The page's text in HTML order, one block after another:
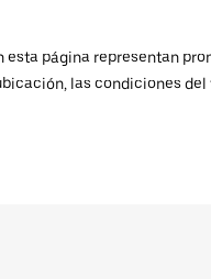
esta página representan
las condiciones